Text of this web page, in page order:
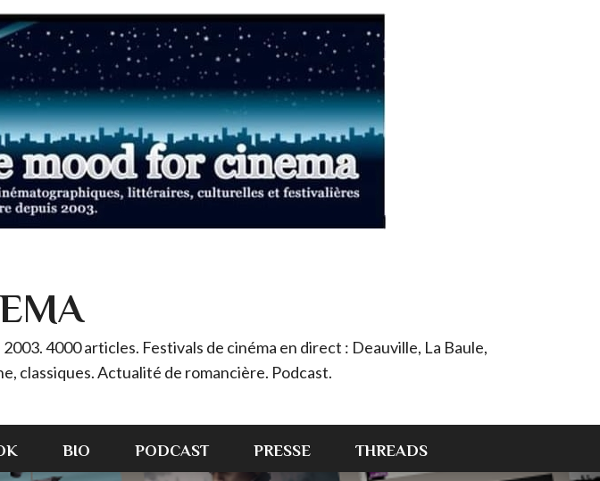
4000 articles. Festivals de cinéma en direct : Deauville, La Baule,
classiques. Actualité de romancière. Podcast.
BIO PODCAST PRESSE THREADS